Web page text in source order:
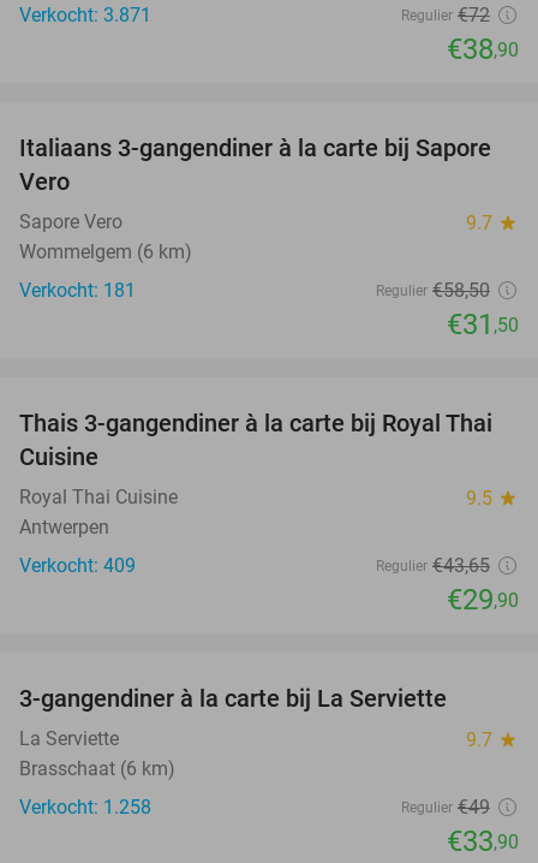
Verkocht: 3.871 Regulier €72
€38,90
46%
Italiaans 3-gangendiner à la carte bij Sapore
Vero
Sapore Vero 9.7 star
Wommelgem (6 km)
Verkocht: 181
Regulier €58,50
€31 ,50
32%
Thais 3-gangendiner à la carte bij Royal Thai
Cuisine
Royal Thai Cuisine 9.5 star
Antwerpen
Verkocht: 409
Regulier €43,65
€29,90
3-gangendiner à la carte bij La Serviette
La Serviette 9.7 star
Brasschaat (6 km)
Verkocht: 1.258
Regulier €49
€33,90